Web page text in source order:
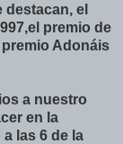
el
premio de
Adonáis
a nuestro
en la
las 6 de la